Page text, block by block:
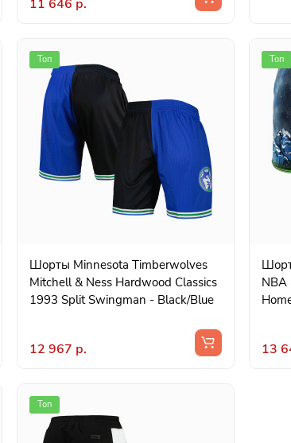
11 646 р.
Топ
Шорты Minnesota Timberwolves
Mitchell & Ness Hardwood Classics
1993 Split Swingman - Black/Blue
12 967 р.
Топ
NBA
13
Топ